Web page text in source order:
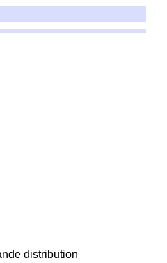
distribution